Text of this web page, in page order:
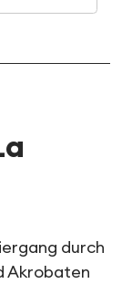
durch
Akrobaten